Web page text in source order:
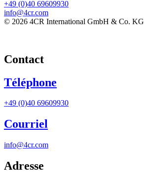
+49 (0)40 69609930
info@4cr.com
© 2026 4CR International GmbH & Co. KG
Contact
Téléphone
+49 (0)40 69609930
Courriel
info@4cr.com
Adresse